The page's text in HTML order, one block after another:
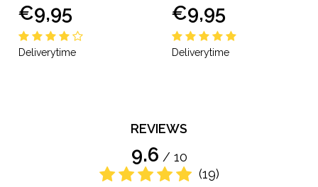
€9,95
Deliverytime
€9,95
Deliverytime
REVIEWS
9.6 / 10
(19)